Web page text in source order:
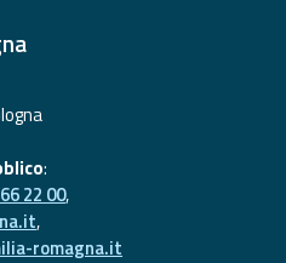
:
22 00,
,
romagna.it